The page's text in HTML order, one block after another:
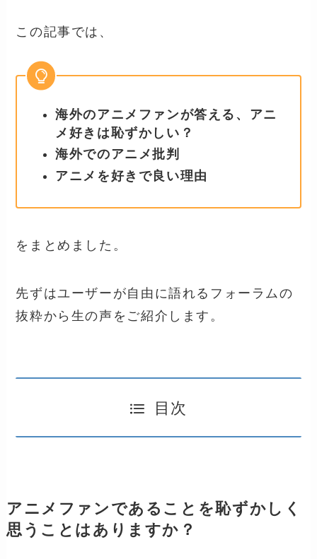
この記事では、
海外のアニメファンが答える、アニ
メ好きは恥ずかしい？
海外でのアニメ批判
アニメを好きで良い理由
をまとめました。
先ずはユーザーが自由に語れるフォーラムの
抜粋から生の声をご紹介します。
目次
アニメファンであることを恥ずかしく
思うことはありますか？